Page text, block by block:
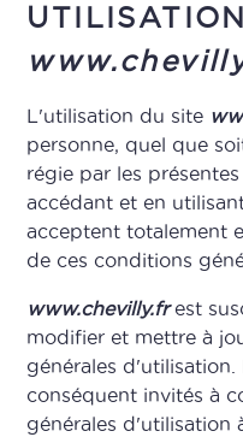
L'utilisation du site
personne, quel que
régie par les
accédant et en
acceptent totalement
de ces conditions
www.chevilly.frest
modifier et mettre à
générales
conséquent invités à
générales d'utilisation